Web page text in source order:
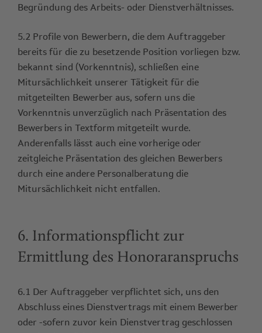
Begründung des Arbeits- oder Dienstverhältnisses.
5.2 Profile von Bewerbern, die dem Auftraggeber
bereits für die zu besetzende Position vorliegen bzw.
bekannt sind (Vorkenntnis), schließen eine
Mitursächlichkeit unserer Tätigkeit für die
mitgeteilten Bewerber aus, sofern uns die
Vorkenntnis unverzüglich nach Präsentation des
Bewerbers in Textform mitgeteilt wurde.
Anderenfalls lässt auch eine vorherige oder
zeitgleiche Präsentation des gleichen Bewerbers
durch eine andere Personalberatung die
Mitursächlichkeit nicht entfallen.
6. Informationspflicht zur
Ermittlung des Honoraranspruchs
6.1 Der Auftraggeber verpflichtet sich, uns den
Abschluss eines Dienstvertrags mit einem Bewerber
oder -sofern zuvor kein Dienstvertrag geschlossen